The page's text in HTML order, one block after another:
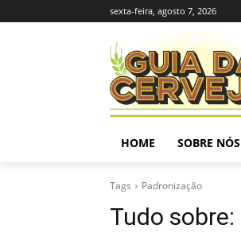
sexta-feira, agosto 7, 2026
HOME SOBRE NÓS
Tags Padronização
Tudo sobre: